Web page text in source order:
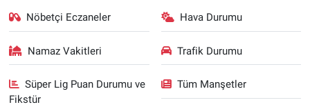
Nöbetçi Eczaneler Hava Durumu
Namaz Vakitleri Trafik Durumu
Süper Lig Puan Durumu ve
Fikstür
Tüm Manşetler